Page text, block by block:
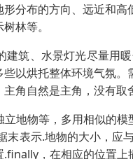
分布的方向、远近和
林等。
筑、水景灯光尽量用
以烘托整体环境气氛
角自然是主角，没有取
地物等，多用相似的
表示.地物的大小，
，在相应的位置上